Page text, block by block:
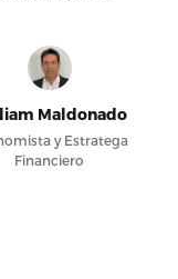
Maldonado
y Estratega
Financiero